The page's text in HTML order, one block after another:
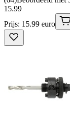
15.99
Prijs: 15.99 euro